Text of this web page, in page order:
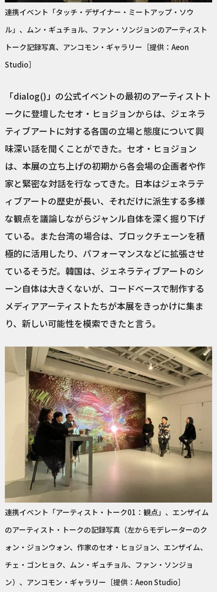
連携イベント「タッチ・デザイナー・ミートアップ・ソウ
ル」、ムン・ギュチョル、ファン・ソンジョンのアーティスト
トーク記録写真、アンコモン・ギャラリー［提供：Aeon
Studio］
「dialog()」の公式イベントの最初のアーティストト
ークに登壇したセオ・ヒョジョンからは、ジェネラ
ティブアートに対する各国の立場と態度について興
味深い話を聞くことができた。セオ・ヒョジョン
は、本展の立ち上げの初期から各会場の企画者や作
家と緊密な対話を行なってきた。日本はジェネラテ
ィブアートの歴史が長い、それだけに派生する多様
な観点を議論しながらジャンル自体を深く掘り下げ
ている。また台湾の場合は、ブロックチェーンを積
極的に活用したり、パフォーマンスなどに拡張させ
ているそうだ。韓国は、ジェネラティブアートのシ
ーン自体は大きくないが、コードベースで制作する
メディアアーティストたちが本展をきっかけに集ま
り、新しい可能性を模索できたと言う。
連携イベント「アーティスト・トーク01：観点」、エンザイム
のアーティスト・トークの記録写真（左からモデレーターのク
ォン・ジョンウォン、作家のセオ・ヒョジョン、エンザイム、
チェ・ゴンヒョク、ムン・ギュチョル、ファン・ソンジョ
ン）、アンコモン・ギャラリー［提供：Aeon Studio］